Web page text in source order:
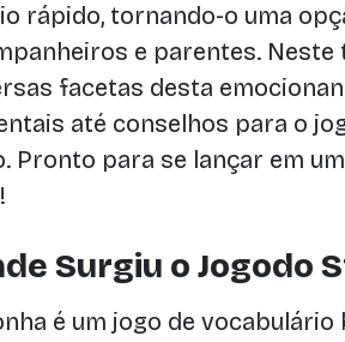
rápido, tornando-o uma
e parentes.
facetas desta
até conselhos para o
Pronto para se lançar em
Surgiu o Jogodo
é um jogo de